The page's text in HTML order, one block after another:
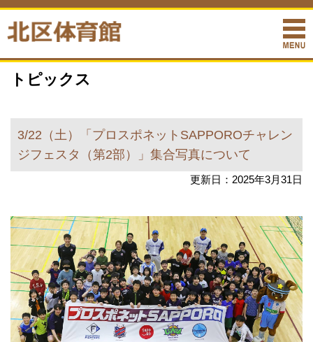
トピックス
3/22（土）「プロスポネットSAPPOROチャレン
ジフェスタ（第2部）」集合写真について
更新日：2025年3月31日